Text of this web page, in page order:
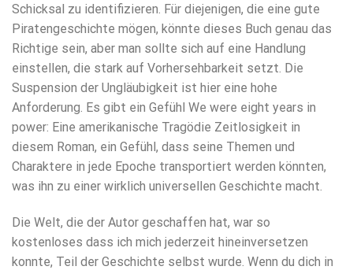
Schicksal zu identifizieren. Für diejenigen, die eine gute
Piratengeschichte mögen, könnte dieses Buch genau das
Richtige sein, aber man sollte sich auf eine Handlung
einstellen, die stark auf Vorhersehbarkeit setzt. Die
Suspension der Ungläubigkeit ist hier eine hohe
Anforderung. Es gibt ein Gefühl We were eight years in
power: Eine amerikanische Tragödie Zeitlosigkeit in
diesem Roman, ein Gefühl, dass seine Themen und
Charaktere in jede Epoche transportiert werden könnten,
was ihn zu einer wirklich universellen Geschichte macht.
Die Welt, die der Autor geschaffen hat, war so
kostenloses dass ich mich jederzeit hineinversetzen
konnte, Teil der Geschichte selbst wurde. Wenn du dich in